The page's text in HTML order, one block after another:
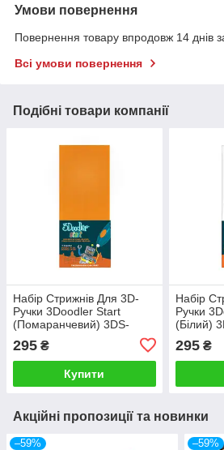
Умови повернення
Повернення товару впродовж 14 днів
Всі умови повернення
Подібні товари компанії
Набір Стрижнів Для 3D-
Ручки 3Doodler Start
(Помаранчевий) 3DS-
295 ₴
Купити
Набір
Ручки
(Білий)
295₴
Акційні пропозиції та новинки
–59% –59%